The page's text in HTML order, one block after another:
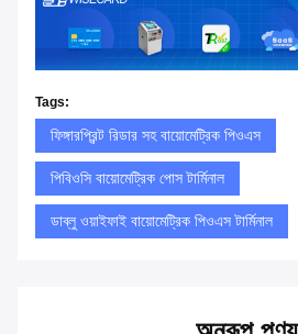
Tags:
ফিঙ্গারপ্রিন্ট রিডার সহ বায়োমেট্রিক পিওএস
পিবিওসি বায়োমেট্রিক পোস টার্মিনাল
ডাব্লু ওয়াইফাই বায়োমেট্রিক পিওএস টার্মিনাল